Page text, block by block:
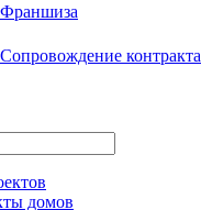
Франшиза
Сопровождение контракта
домов